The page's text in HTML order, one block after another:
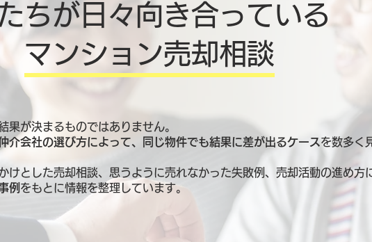
ちが日々向き合っている
マンション売却相談
果が決まるものではありません。
介会社の選び方によって、同じ物件でも結果に差が出るケースを数多く
けとした売却相談、思うように売れなかった失敗例、売却活動の進め方
例 をもとに情報を整理しています。